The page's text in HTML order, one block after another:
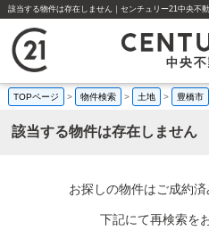
該当する物件は存在しません｜センチュリー21中央不
TOPページ > 物件検索 > 土地 > 豊橋市
該当する物件は存在しません
お探しの物件はご成約済
下記にて再検索を